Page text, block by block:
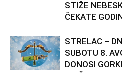
STIŽE
ČEKATE
STRELAC –
SUBOTU 8.
DONOSI